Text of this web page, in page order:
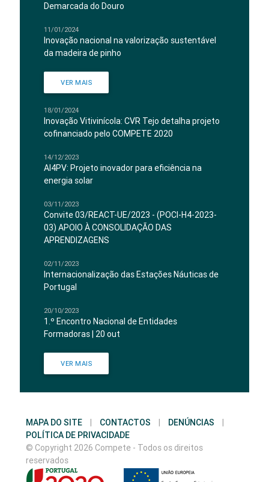
Demarcada do Douro
11/01/2024
Inovação nacional na valorização sustentável
da madeira de pinho
VER MAIS
18/01/2024
Inovação Vitivinícola: CVR Tejo detalha projeto
cofinanciado pelo COMPETE 2020
14/12/2023
AI4PV: Projeto inovador para eficiência na
energia solar
03/11/2023
Convite 03/REACT-UE/2023 - (POCI-H4-2023-
03) APOIO À CONSOLIDAÇÃO DAS
APRENDIZAGENS
02/11/2023
Internacionalização das Estações Náuticas de
Portugal
20/10/2023
1.º Encontro Nacional de Entidades
Formadoras | 20 out
VER MAIS
MAPA DO SITE CONTACTOS DENÚNCIAS
POLÍTICA DE PRIVACIDADE
© Copyright 2026 Compete - Todos os direitos
reservados